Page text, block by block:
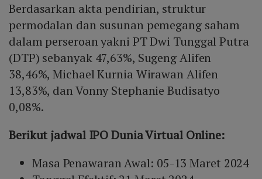
Berdasarkan akta pendirian, struktur
permodalan dan susunan pemegang saham
dalam perseroan yakni PT Dwi Tunggal Putra
(DTP) sebanyak 47,63%, Sugeng Alifen
38,46%, Michael Kurnia Wirawan Alifen
13,83%, dan Vonny Stephanie Budisatyo
0,08%.
Berikut jadwal IPO Dunia Virtual Online:
Masa Penawaran Awal: 05-13 Maret 2024